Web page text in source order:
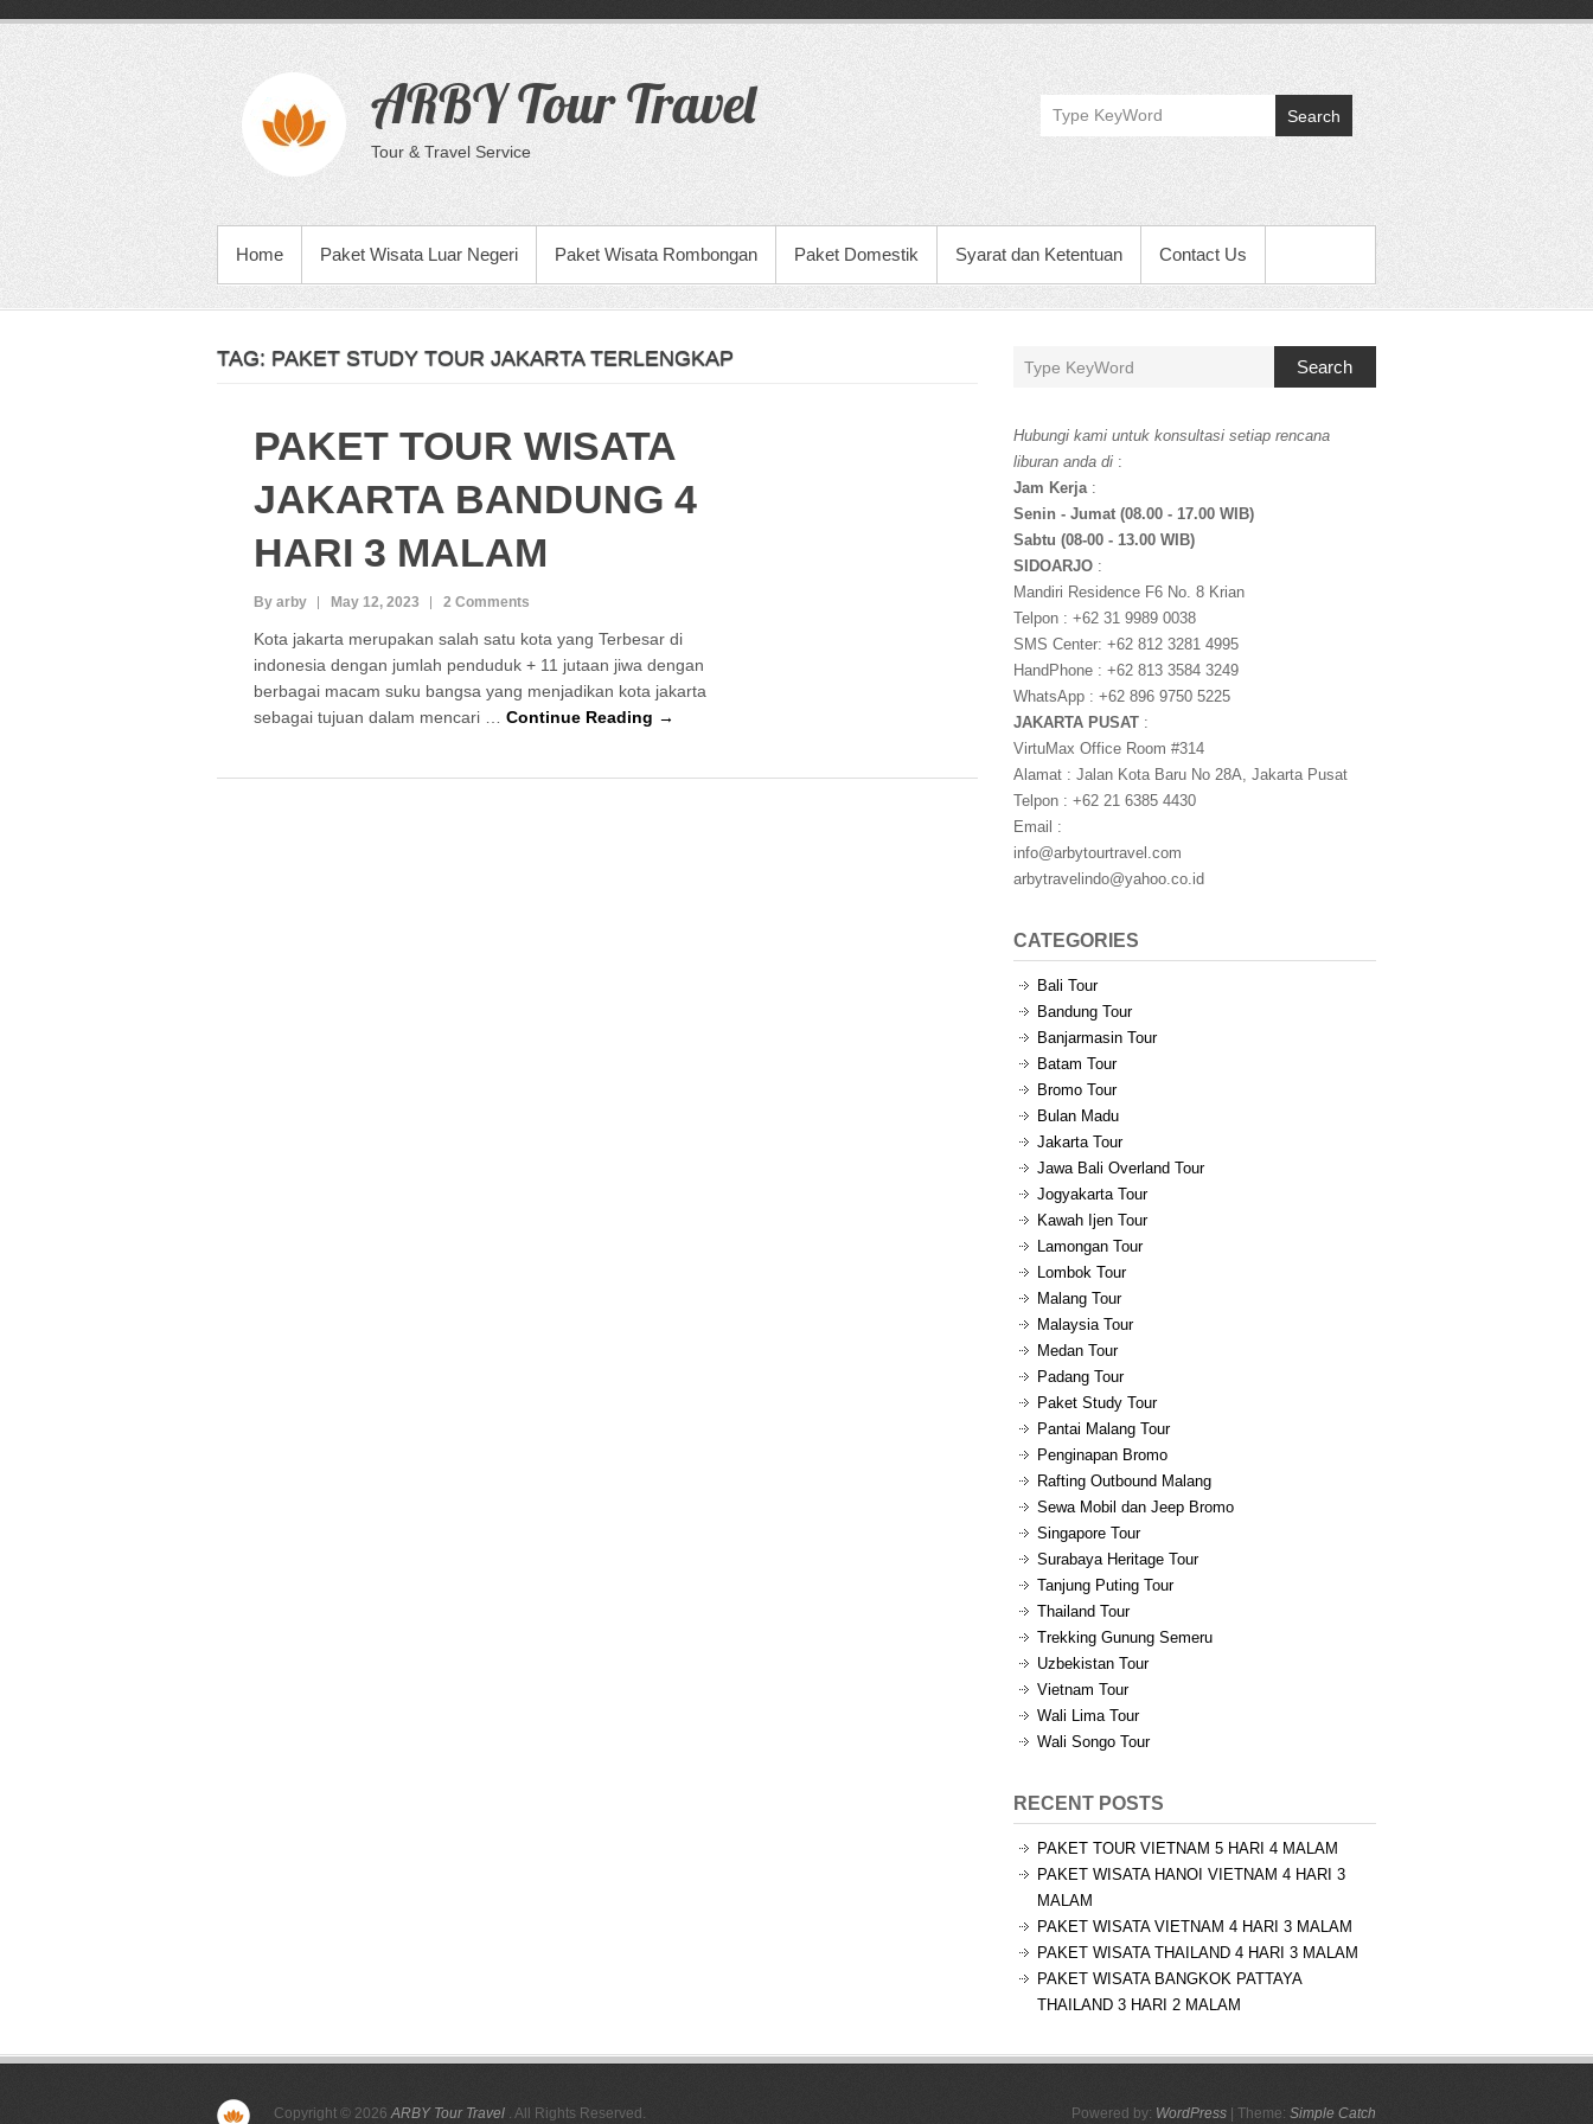
content
ARBY Tour Travel
Tour & Travel Service
Search
PRIMARY MENU
Home Paket Wisata Luar Negeri Paket Wisata Rombongan Paket Domestik Syarat dan Ketentuan Contact Us
TAG: PAKET STUDY TOUR JAKARTA TERLENGKAP
PAKET TOUR WISATA
JAKARTA BANDUNG 4
HARI 3 MALAM
By arby May 12, 2023 2 Comments
Kota jakarta merupakan salah satu kota yang Terbesar di
indonesia dengan jumlah penduduk + 11 jutaan jiwa dengan
berbagai macam suku bangsa yang menjadikan kota jakarta
sebagai tujuan dalam mencari … Continue Reading →
Search
Hubungi kami untuk konsultasi setiap rencana
liburan anda di :
Jam Kerja:
Senin - Jumat (08.00 - 17.00 WIB)
Sabtu (08-00 - 13.00 WIB)
SIDOARJO:
Mandiri Residence F6 No. 8 Krian
Telpon : +62 31 9989 0038
SMS Center: +62 812 3281 4995
HandPhone : +62 813 3584 3249
WhatsApp : +62 896 9750 5225
JAKARTA PUSAT :
VirtuMax Office Room #314
Alamat : Jalan Kota Baru No 28A, Jakarta Pusat
Telpon : +62 21 6385 4430
Email :
info@arbytourtravel.com
arbytravelindo@yahoo.co.id
CATEGORIES
Bali Tour
Bandung Tour
Banjarmasin Tour
Batam Tour
Bromo Tour
Bulan Madu
Jakarta Tour
Jawa Bali Overland Tour
Jogyakarta Tour
Kawah Ijen Tour
Lamongan Tour
Lombok Tour
Malang Tour
Malaysia Tour
Medan Tour
Padang Tour
Paket Study Tour
Pantai Malang Tour
Penginapan Bromo
Rafting Outbound Malang
Sewa Mobil dan Jeep Bromo
Singapore Tour
Surabaya Heritage Tour
Tanjung Puting Tour
Thailand Tour
Trekking Gunung Semeru
Uzbekistan Tour
Vietnam Tour
Wali Lima Tour
Wali Songo Tour
RECENT POSTS
PAKET TOUR VIETNAM 5 HARI 4 MALAM
PAKET WISATA HANOI VIETNAM 4 HARI 3
MALAM
PAKET WISATA VIETNAM 4 HARI 3 MALAM
PAKET WISATA THAILAND 4 HARI 3 MALAM
PAKET WISATA BANGKOK PATTAYA
THAILAND 3 HARI 2 MALAM
Copyright © 2026ARBY Tour Travel . All Rights Reserved. Powered by: WordPress | Theme: Simple Catch